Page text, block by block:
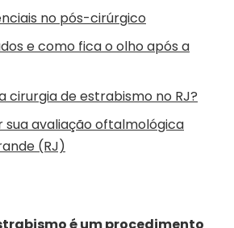
no pós-cirúrgico
e como fica o olho após a
cirurgia de estrabismo no RJ?
sua avaliação oftalmológica
(RJ)